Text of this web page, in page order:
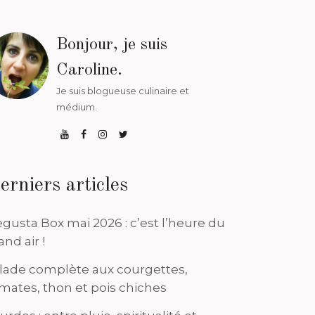
Bonjour, je suis
Caroline.
Je suis blogueuse culinaire et
médium.
articles
Box mai 2026 : c’est l’heure du
air !
complète aux courgettes,
thon et pois chiches